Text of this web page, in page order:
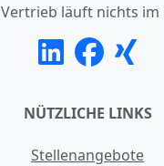
läuft nichts im
NÜTZLICHE LINKS
Stellenangebote